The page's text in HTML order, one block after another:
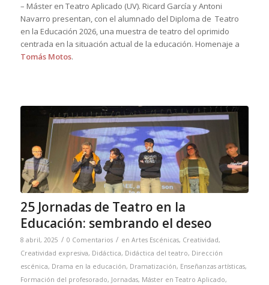
– Máster en Teatro Aplicado (UV). Ricard García y Antoni
Navarro presentan, con el alumnado del Diploma de Teatro
en la Educación 2026, una muestra de teatro del oprimido
centrada en la situación actual de la educación. Homenaje a
Tomás Motos.
25 Jornadas de Teatro en la
Educación: sembrando el deseo
8 abril, 2025 / 0 Comentarios / en Artes Escénicas, Creatividad,
Creatividad expresiva, Didáctica, Didáctica del teatro, Dirección
escénica, Drama en la educación, Dramatización, Enseñanzas artísticas,
Formación del profesorado, Jornadas, Máster en Teatro Aplicado,